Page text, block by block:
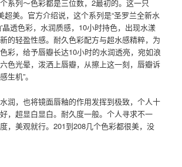
系列～色彩都是三位数，2最初的。这一只
超美。官方介绍说，这个系列是“圣罗兰全新水
透色彩，水润质感，10小时持色，出现水漾
的轻盈性感。耐久色彩配方与超水感精粹，为
彩，给予唇瓣长达10小时的水润透亮，宛如浪
色光晕，泼洒上唇瓣，从擦上这一刻，唇瓣诉
生机”。
润，也将镜面唇釉的作用发挥到极致，个人十
，超显白显白。耐久度一般。个人寻求不一
，美观就行。201到208几个色彩都很美，没